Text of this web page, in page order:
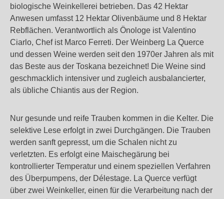
biologische Weinkellerei betrieben. Das 42 Hektar
Anwesen umfasst 12 Hektar Olivenbäume und 8 Hektar
Rebflächen. Verantwortlich als Önologe ist Valentino
Ciarlo, Chef ist Marco Ferreti. Der Weinberg La Querce
und dessen Weine werden seit den 1970er Jahren als mit
das Beste aus der Toskana bezeichnet! Die Weine sind
geschmacklich intensiver und zugleich ausbalancierter,
als übliche Chiantis aus der Region.
Nur gesunde und reife Trauben kommen in die Kelter. Die
selektive Lese erfolgt in zwei Durchgängen. Die Trauben
werden sanft gepresst, um die Schalen nicht zu
verletzten. Es erfolgt eine Maischegärung bei
kontrollierter Temperatur und einem speziellen Verfahren
des Überpumpens, der Délestage. La Querce verfügt
über zwei Weinkeller, einen für die Verarbeitung nach der